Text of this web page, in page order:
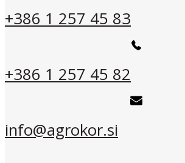
+386 1 257 45 83
+386 1 257 45 82
info@agrokor.si